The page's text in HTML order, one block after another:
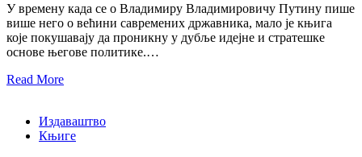
У времену када се о Владимиру Владимировичу Путину пише
више него о већини савремених државника, мало је књига
које покушавају да проникну у дубље идејне и стратешке
основе његове политике.…
Read More
Издаваштво
Књиге